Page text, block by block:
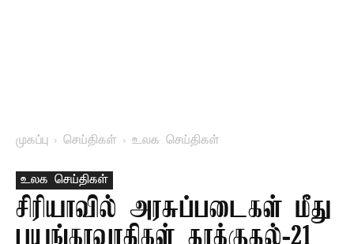
முகப்பு செய்திகள் உலக செய்திகள்
உலக செய்திகள்
சிரியாவில் அரசுப்படைகள் மீது